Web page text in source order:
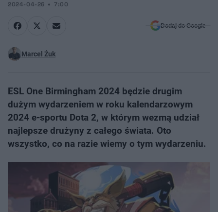
2024-04-26 7:00
Dodaj do Google
Marcel Żuk
ESL One Birmingham 2024 będzie drugim
dużym wydarzeniem w roku kalendarzowym
2024 e-sportu Dota 2, w którym wezmą udział
najlepsze drużyny z całego świata. Oto
wszystko, co na razie wiemy o tym wydarzeniu.